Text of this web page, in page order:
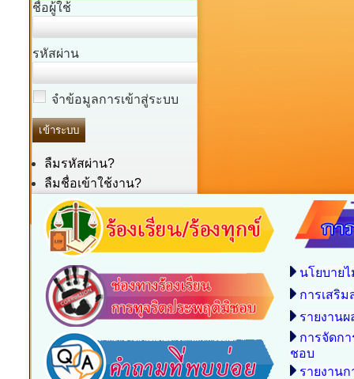
ชื่อผู้ใช้
รหัสผ่าน
จำข้อมูลการเข้าสู่ระบบ
ลืมรหัสผ่าน?
ลืมชื่อเข้าใช้งาน?
นโยบาย
การเสริ
รายงาน
การจัดก
ชอบ
รายงาน